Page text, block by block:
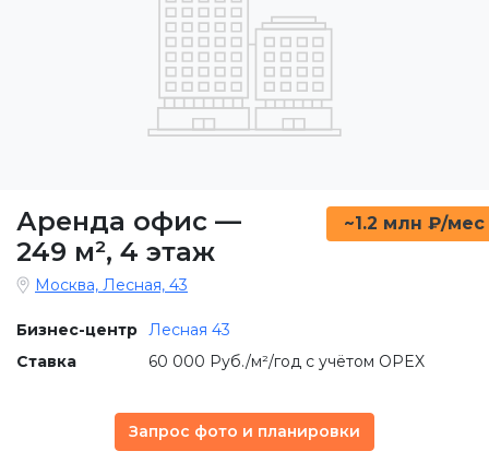
Аренда офис —
249 м², 4 этаж
~1.2 млн ₽/мес
Москва, Лесная, 43
Бизнес-центр
Лесная 43
Ставка
60 000 Руб./м²/год с учётом OPEX
Запрос фото и планировки